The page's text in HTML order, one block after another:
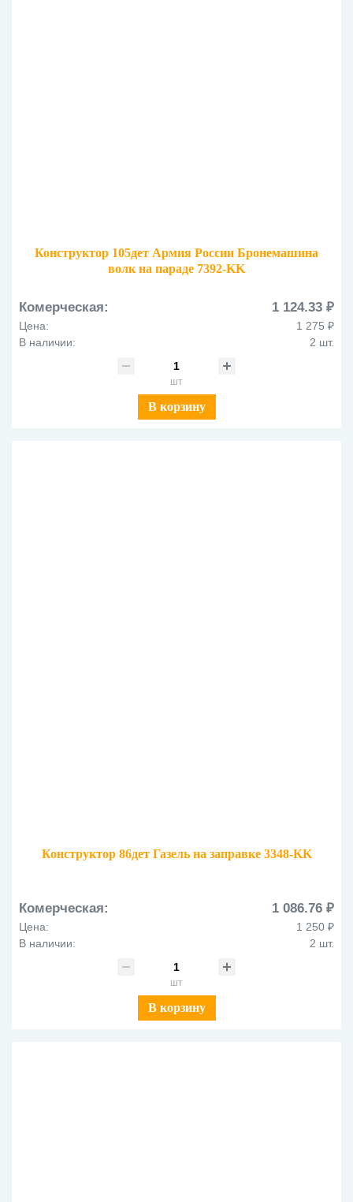
Конструктор 105дет Армия России Бронемашина
волк на параде 7392-KK
Комерческая: 1 124.33 ₽
Цена:
1 275 ₽
В наличии:
2 шт.
шт
В корзину
Конструктор 86дет Газель на заправке 3348-KK
Комерческая: 1 086.76 ₽
Цена:
1 250 ₽
В наличии:
2 шт.
шт
В корзину